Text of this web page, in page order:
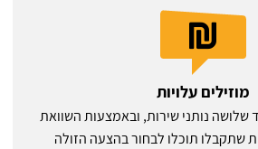
מוזילים עלויות
שלושה נותני שירות, ובאמצעות השוואת
שתקבלו תוכלו לבחור בהצעה הזולה